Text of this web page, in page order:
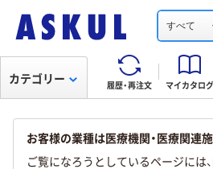
すべて
履歴・再注文 マイカタログ
カテゴリー
お客様の業種は医療機関・医療関連
ご覧になろうとしているページには